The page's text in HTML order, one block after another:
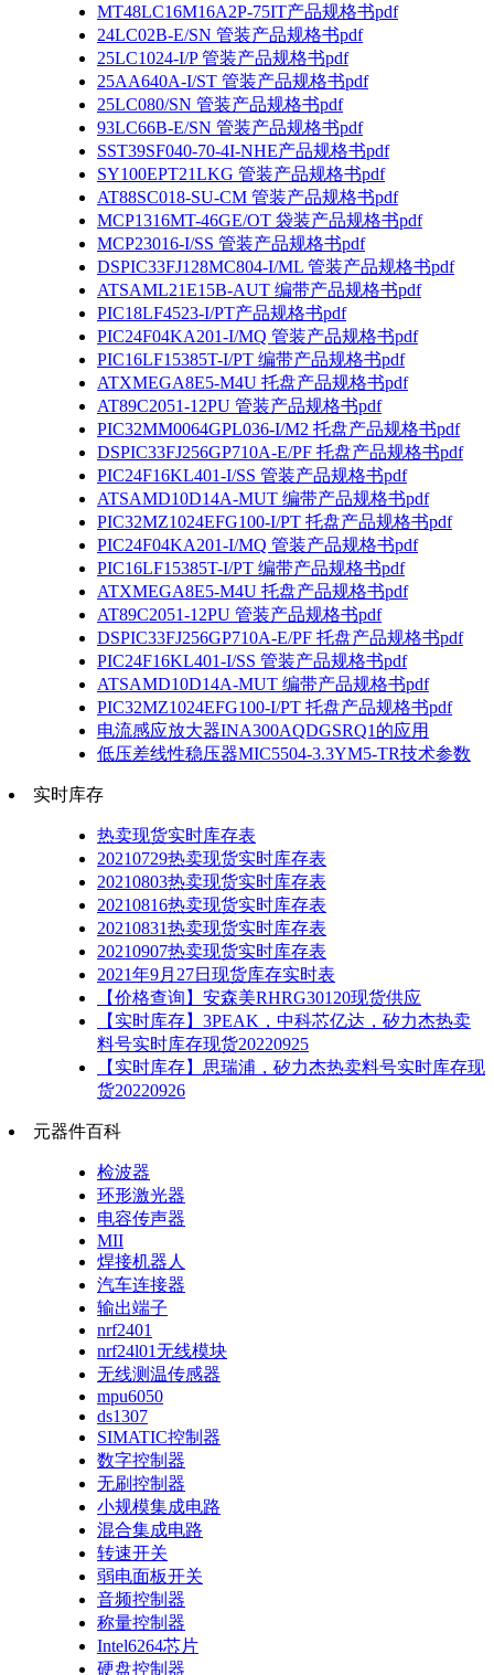
MT48LC16M16A2P-75IT产品规格书pdf
24LC02B-E/SN 管装产品规格书pdf
25LC1024-I/P 管装产品规格书pdf
25AA640A-I/ST 管装产品规格书pdf
25LC080/SN 管装产品规格书pdf
93LC66B-E/SN 管装产品规格书pdf
SST39SF040-70-4I-NHE产品规格书pdf
SY100EPT21LKG 管装产品规格书pdf
AT88SC018-SU-CM 管装产品规格书pdf
MCP1316MT-46GE/OT 袋装产品规格书pdf
MCP23016-I/SS 管装产品规格书pdf
DSPIC33FJ128MC804-I/ML 管装产品规格书pdf
ATSAML21E15B-AUT 编带产品规格书pdf
PIC18LF4523-I/PT产品规格书pdf
PIC24F04KA201-I/MQ 管装产品规格书pdf
PIC16LF15385T-I/PT 编带产品规格书pdf
ATXMEGA8E5-M4U 托盘产品规格书pdf
AT89C2051-12PU 管装产品规格书pdf
PIC32MM0064GPL036-I/M2 托盘产品规格书pdf
DSPIC33FJ256GP710A-E/PF 托盘产品规格书pdf
PIC24F16KL401-I/SS 管装产品规格书pdf
ATSAMD10D14A-MUT 编带产品规格书pdf
PIC32MZ1024EFG100-I/PT 托盘产品规格书pdf
PIC24F04KA201-I/MQ 管装产品规格书pdf
PIC16LF15385T-I/PT 编带产品规格书pdf
ATXMEGA8E5-M4U 托盘产品规格书pdf
AT89C2051-12PU 管装产品规格书pdf
DSPIC33FJ256GP710A-E/PF 托盘产品规格书pdf
PIC24F16KL401-I/SS 管装产品规格书pdf
ATSAMD10D14A-MUT 编带产品规格书pdf
PIC32MZ1024EFG100-I/PT 托盘产品规格书pdf
电流感应放大器INA300AQDGSRQ1的应用
低压差线性稳压器MIC5504-3.3YM5-TR技术参数
实时库存
热卖现货实时库存表
20210729热卖现货实时库存表
20210803热卖现货实时库存表
20210816热卖现货实时库存表
20210831热卖现货实时库存表
20210907热卖现货实时库存表
2021年9月27日现货库存实时表
【价格查询】安森美RHRG30120现货供应
【实时库存】3PEAK，中科芯亿达，矽力杰热卖
料号实时库存现货20220925
【实时库存】思瑞浦，矽力杰热卖料号实时库存现
货20220926
元器件百科
检波器
环形激光器
电容传声器
MII
焊接机器人
汽车连接器
输出端子
nrf2401
nrf24l01无线模块
无线测温传感器
mpu6050
ds1307
SIMATIC控制器
数字控制器
无刷控制器
小规模集成电路
混合集成电路
转速开关
弱电面板开关
音频控制器
称量控制器
Intel6264芯片
硬盘控制器